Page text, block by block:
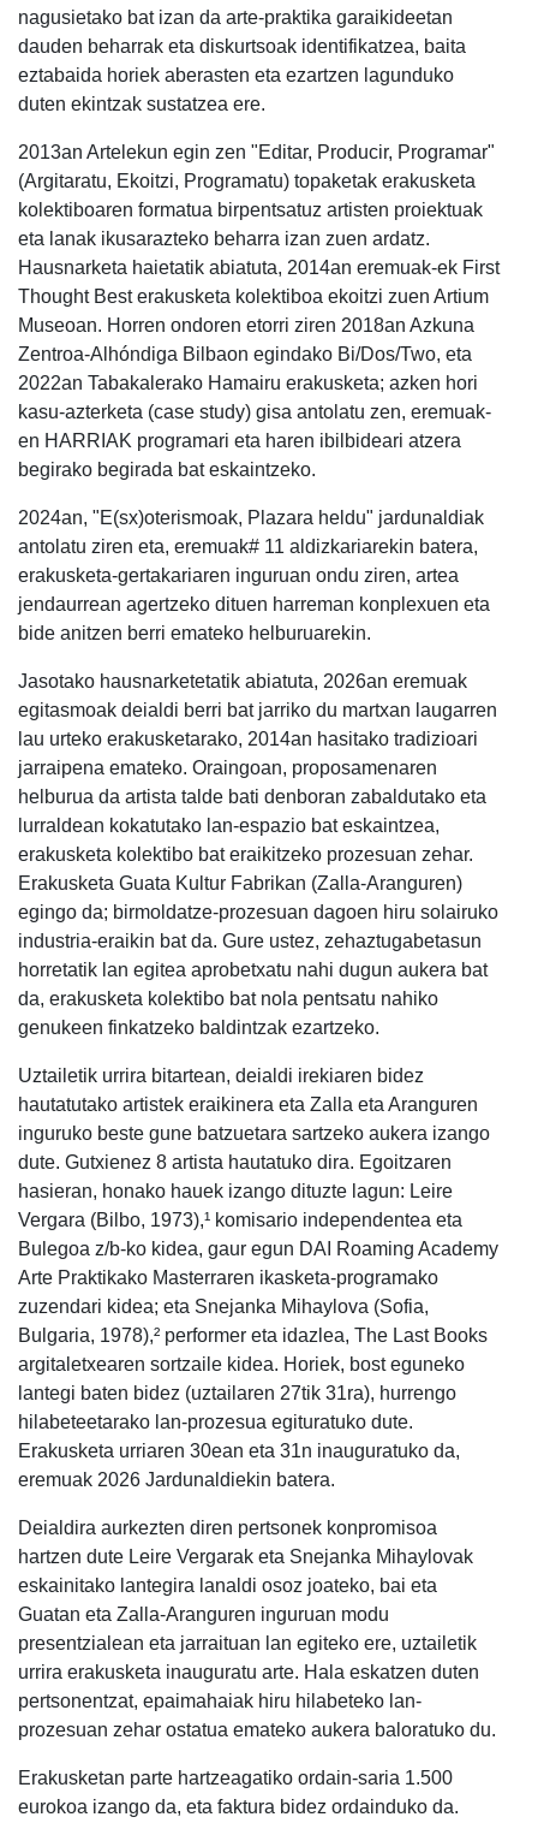
nagusietako bat izan da arte-praktika garaikideetan
dauden beharrak eta diskurtsoak identifikatzea, baita
eztabaida horiek aberasten eta ezartzen lagunduko
duten ekintzak sustatzea ere.
2013an Artelekun egin zen "Editar, Producir, Programar"
(Argitaratu, Ekoitzi, Programatu) topaketak erakusketa
kolektiboaren formatua birpentsatuz artisten proiektuak
eta lanak ikusarazteko beharra izan zuen ardatz.
Hausnarketa haietatik abiatuta, 2014an eremuak-ek First
Thought Best erakusketa kolektiboa ekoitzi zuen Artium
Museoan. Horren ondoren etorri ziren 2018an Azkuna
Zentroa-Alhóndiga Bilbaon egindako Bi/Dos/Two, eta
2022an Tabakalerako Hamairu erakusketa; azken hori
kasu-azterketa (case study) gisa antolatu zen, eremuak-
en HARRIAK programari eta haren ibilbideari atzera
begirako begirada bat eskaintzeko.
2024an, "E(sx)oterismoak, Plazara heldu" jardunaldiak
antolatu ziren eta, eremuak# 11 aldizkariarekin batera,
erakusketa-gertakariaren inguruan ondu ziren, artea
jendaurrean agertzeko dituen harreman konplexuen eta
bide anitzen berri emateko helburuarekin.
Jasotako hausnarketetatik abiatuta, 2026an eremuak
egitasmoak deialdi berri bat jarriko du martxan laugarren
lau urteko erakusketarako, 2014an hasitako tradizioari
jarraipena emateko. Oraingoan, proposamenaren
helburua da artista talde bati denboran zabaldutako eta
lurraldean kokatutako lan-espazio bat eskaintzea,
erakusketa kolektibo bat eraikitzeko prozesuan zehar.
Erakusketa Guata Kultur Fabrikan (Zalla-Aranguren)
egingo da; birmoldatze-prozesuan dagoen hiru solairuko
industria-eraikin bat da. Gure ustez, zehaztugabetasun
horretatik lan egitea aprobetxatu nahi dugun aukera bat
da, erakusketa kolektibo bat nola pentsatu nahiko
genukeen finkatzeko baldintzak ezartzeko.
Uztailetik urrira bitartean, deialdi irekiaren bidez
hautatutako artistek eraikinera eta Zalla eta Aranguren
inguruko beste gune batzuetara sartzeko aukera izango
dute. Gutxienez 8 artista hautatuko dira. Egoitzaren
hasieran, honako hauek izango dituzte lagun: Leire
Vergara (Bilbo, 1973),¹ komisario independentea eta
Bulegoa z/b-ko kidea, gaur egun DAI Roaming Academy
Arte Praktikako Masterraren ikasketa-programako
zuzendari kidea; eta Snejanka Mihaylova (Sofia,
Bulgaria, 1978),² performer eta idazlea, The Last Books
argitaletxearen sortzaile kidea. Horiek, bost eguneko
lantegi baten bidez (uztailaren 27tik 31ra), hurrengo
hilabeteetarako lan-prozesua egituratuko dute.
Erakusketa urriaren 30ean eta 31n inauguratuko da,
eremuak 2026 Jardunaldiekin batera.
Deialdira aurkezten diren pertsonek konpromisoa
hartzen dute Leire Vergarak eta Snejanka Mihaylovak
eskainitako lantegira lanaldi osoz joateko, bai eta
Guatan eta Zalla-Aranguren inguruan modu
presentzialean eta jarraituan lan egiteko ere, uztailetik
urrira erakusketa inauguratu arte. Hala eskatzen duten
pertsonentzat, epaimahaiak hiru hilabeteko lan-
prozesuan zehar ostatua emateko aukera baloratuko du.
Erakusketan parte hartzeagatiko ordain-saria 1.500
eurokoa izango da, eta faktura bidez ordainduko da.